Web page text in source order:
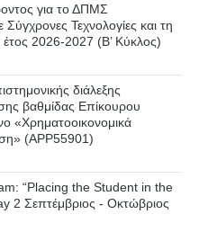
για το ΔΠΜΣ
Τεχνολογίες και τη
2026-2027 (B’ Kύκλος)
διάλεξης
βαθμίδας Επίκουρου
«Χρηματοοικονομικά
(APP55901)
“Placing the Student in the
2 Σεπτέμβριος - Οκτώβριος